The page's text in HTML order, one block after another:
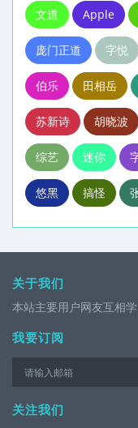
文道 Apple
庞门正道 字悦
伯乐 田相岳
苏新诗 胡晓波
综艺 迷你
悠黑 搞怪
关于我们
本站主要用户网友互相
我要订阅
关注我们